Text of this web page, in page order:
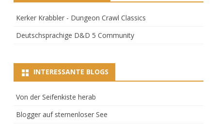
Kerker Krabbler - Dungeon Crawl Classics
Deutschsprachige D&D 5 Community
INTERESSANTE BLOGS
Von der Seifenkiste herab
Blogger auf sternenloser See